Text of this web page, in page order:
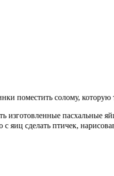
поместить солому,
изготовленные пасхальные
яиц сделать птичек,